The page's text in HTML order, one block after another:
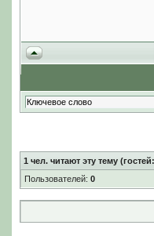
1 чел. читают эту тему
Пользователей: 0